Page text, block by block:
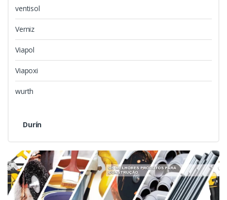
ventisol
Verniz
Viapol
Viapoxi
wurth
Durín